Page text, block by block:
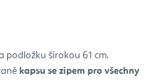
podložku širokou 61 cm.
kapsu se zipem pro všechny